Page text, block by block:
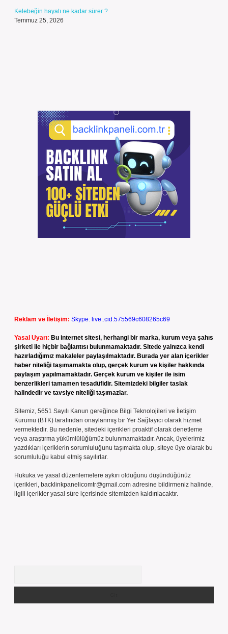
Kelebeğin hayatı ne kadar sürer ?
Temmuz 25, 2026
Reklam ve İletişim: Skype: live:.cid.575569c608265c69
Yasal Uyarı: Bu internet sitesi, herhangi bir marka, kurum veya şahıs
şirketi ile hiçbir bağlantısı bulunmamaktadır. Sitede yalnızca kendi
hazırladığımız makaleler paylaşılmaktadır. Burada yer alan içerikler
haber niteliği taşımamakta olup, gerçek kurum ve kişiler hakkında
paylaşım yapılmamaktadır. Gerçek kurum ve kişiler ile isim
benzerlikleri tamamen tesadüfidir. Sitemizdeki bilgiler taslak
halindedir ve tavsiye niteliği taşımazlar.
Sitemiz, 5651 Sayılı Kanun gereğince Bilgi Teknolojileri ve İletişim
Kurumu (BTK) tarafından onaylanmış bir Yer Sağlayıcı olarak hizmet
vermektedir. Bu nedenle, sitedeki içerikleri proaktif olarak denetleme
veya araştırma yükümlülüğümüz bulunmamaktadır. Ancak, üyelerimiz
yazdıkları içeriklerin sorumluluğunu taşımakta olup, siteye üye olarak bu
sorumluluğu kabul etmiş sayılırlar.
Hukuka ve yasal düzenlemelere aykırı olduğunu düşündüğünüz
içerikleri, backlinkpanelicomtr@gmail.com adresine bildirmeniz halinde,
ilgili içerikler yasal süre içerisinde sitemizden kaldırılacaktır.